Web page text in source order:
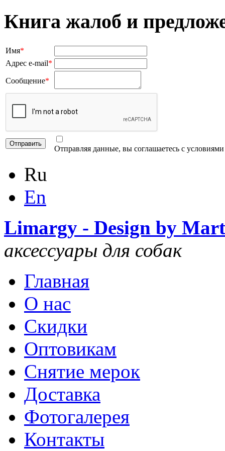
Книга жалоб и
Имя*
Адрес e-mail*
Сообщение*
Отправляя данные, вы соглашаетесь с
Ru
En
Limargy - Design by
аксессуары для собак
Главная
О нас
Скидки
Оптовикам
Снятие мерок
Доставка
Фотогалерея
Контакты